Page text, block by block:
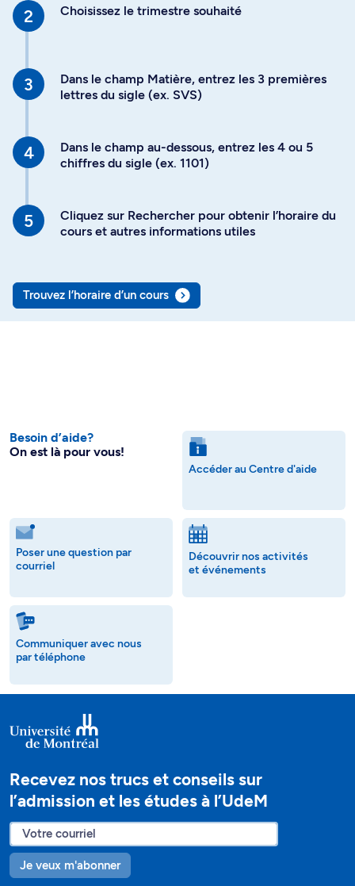
Choisissez le trimestre souhaité
Dans le champ Matière, entrez les 3 premières
lettres du sigle (ex. SVS)
Dans le champ au-dessous, entrez les 4 ou 5
chiffres du sigle (ex. 1101)
Cliquez sur Rechercher pour obtenir l’horaire du
cours et autres informations utiles
Trouvez l’horaire d’un cours
Besoin d’aide?
On est là pour vous!
Accéder au Centre d'aide
Poser une question par
courriel
Découvrir nos activités
et événements
Communiquer avec nous
par téléphone
Recevez nos trucs et conseils sur
l’admission et les études à l’UdeM
Je veux m'abonner